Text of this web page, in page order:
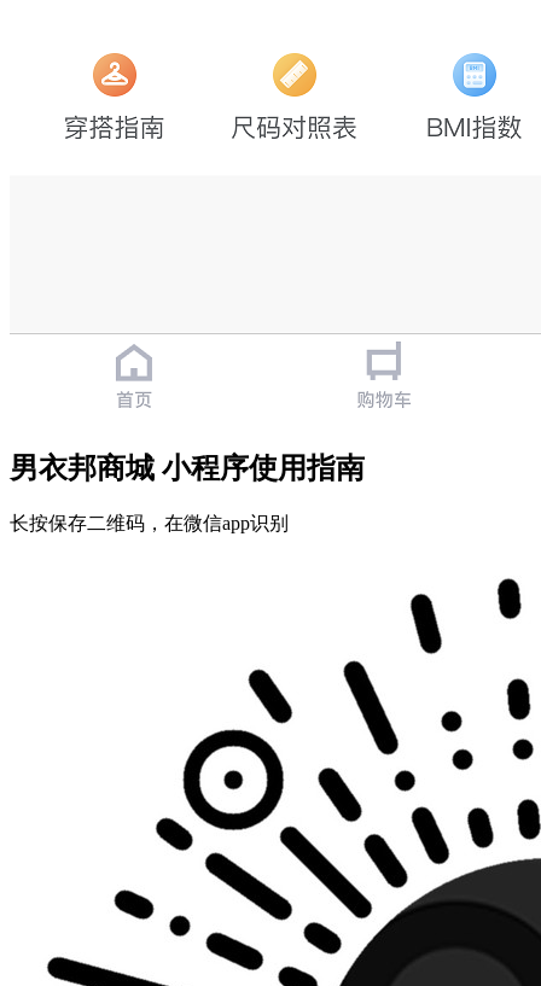
男衣邦商城 小程序使用指南
长按保存二维码，在微信app识别